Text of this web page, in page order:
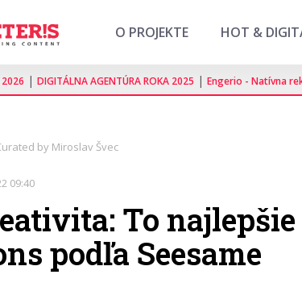
O PROJEKTE HOT &
| DIGITÁLNA AGENTÚRA ROKA 2025 | Engerio - Natívna
by Miroslav Švec
09:40
To najlepšie
podľa Seesame